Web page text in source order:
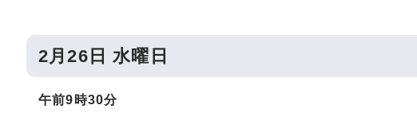
2月26日 水曜日
午前9時30分